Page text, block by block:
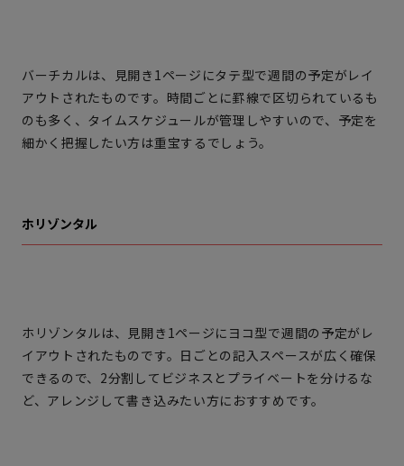
バーチカルは、見開き1ページにタテ型で週間の予定がレイ
アウトされたものです。時間ごとに罫線で区切られているも
のも多く、タイムスケジュールが管理しやすいので、予定を
細かく把握したい方は重宝するでしょう。
ホリゾンタル
ホリゾンタルは、見開き1ページにヨコ型で週間の予定がレ
イアウトされたものです。日ごとの記入スペースが広く確保
できるので、2分割してビジネスとプライベートを分けるな
ど、アレンジして書き込みたい方におすすめです。